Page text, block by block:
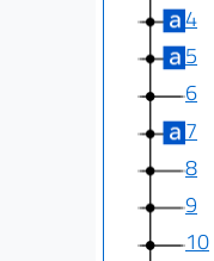
4
5
6
7
8
9
10